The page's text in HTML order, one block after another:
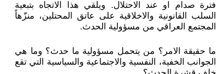
فترة صدام او عند الاحتلال. ويلقي هذا الاتجاه بتبعية
السلب القانونية والاخلاقية على عاتق المحتلين، منزّهاً
المجتمع العراقي من مسؤولية الحدث.
ما حقيقة الامر؟ من يتحمل مسؤولية ما حدث؟ وما هي
الجوانب الخفية، النفسية والاجتماعية والسياسية التي تقع